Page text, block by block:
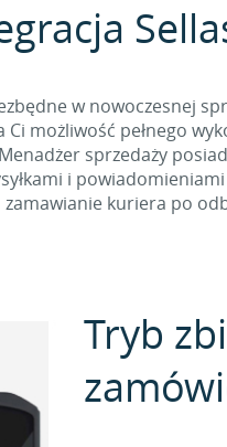
w nowoczesnej
możliwość pełnego
sprzedaży
i
zamawianie kuriera po
Tryb